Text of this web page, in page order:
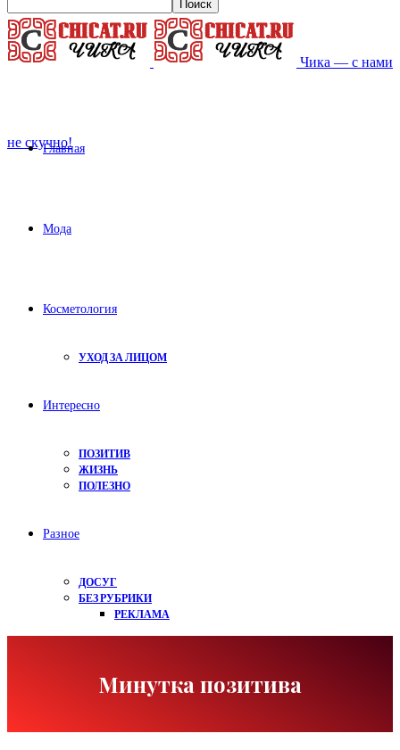
Чика — с нами
не скучно!
Главная
Мода
Косметология
УХОД ЗА ЛИЦОМ
Интересно
ПОЗИТИВ
ЖИЗНЬ
ПОЛЕЗНО
Разное
ДОСУГ
БЕЗ РУБРИКИ
РЕКЛАМА
Минутка позитива